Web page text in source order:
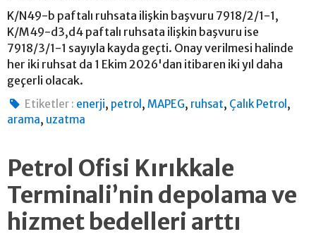
K/N49-b paftalı ruhsata ilişkin başvuru 7918/2/1-1,
K/M49-d3,d4 paftalı ruhsata ilişkin başvuru ise
7918/3/1-1 sayıyla kayda geçti. Onay verilmesi halinde
her iki ruhsat da 1 Ekim 2026'dan itibaren iki yıl daha
geçerli olacak.
Etiketler : enerji, petrol ,MAPEG, ruhsat, Çalık Petrol ,
arama, uzatma
Petrol Ofisi Kırıkkale
Terminali’nin depolama ve
hizmet bedelleri arttı